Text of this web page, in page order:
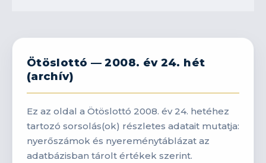
Ötöslottó — 2008. év 24. hét
(archív)
Ez az oldal a Ötöslottó 2008. év 24. hetéhez
tartozó sorsolás(ok) részletes adatait mutatja:
nyerőszámok és nyereménytáblázat az
adatbázisban tárolt értékek szerint.